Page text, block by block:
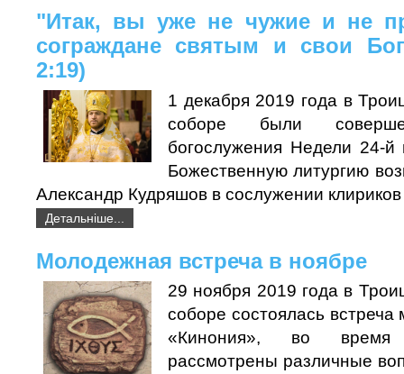
"Итак, вы уже не чужие и не
сограждане святым и свои
2:19)
1 декабря 2019 года в
соборе были
богослужения Недели 24-й
Божественную литургию
Александр Кудряшов в сослужении
Детальніше...
Молодежная встреча в ноябре
29 ноября 2019 года в
соборе состоялась встреча
«Кинония», во
рассмотрены различные